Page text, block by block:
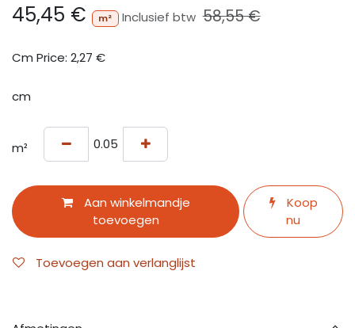
45,45 € m² Inclusief btw 58,55€
Cm Price: 2,27 €
cm
m²
Aan winkelmandje
toevoegen
Koop
nu
Toevoegen aan verlanglijst